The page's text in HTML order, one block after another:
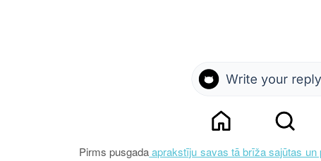
Pirms pusgadaaprakstīju savas tā brīža sajūtas